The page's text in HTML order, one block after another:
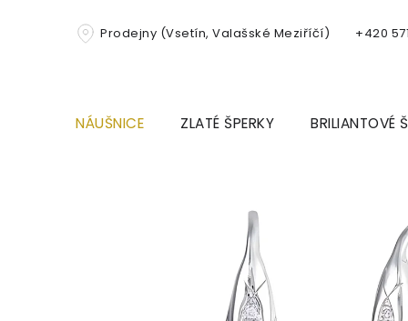
Prodejny (Vsetín, Valašské Meziříčí) +420
NÁUŠNICE ZLATÉ ŠPERKY BRILIANTOVÉ